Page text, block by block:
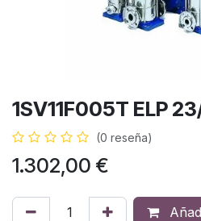
1SV11F005T ELP
(0 reseña)
1.302,00 €